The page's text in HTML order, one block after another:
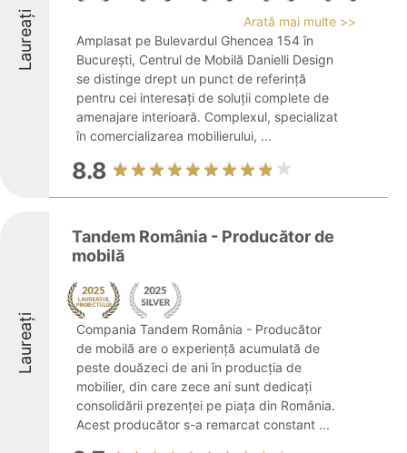
Laureați
Arată mai multe >>
Amplasat pe Bulevardul Ghencea 154 în
București, Centrul de Mobilă Danielli Design
se distinge drept un punct de referință
pentru cei interesați de soluții complete de
amenajare interioară. Complexul, specializat
în comercializarea mobilierului, ...
8.8
Laureați
Tandem România - Producător de
mobilă
Compania Tandem România - Producător
de mobilă are o experiență acumulată de
peste douăzeci de ani în producția de
mobilier, din care zece ani sunt dedicați
consolidării prezenței pe piața din România.
Acest producător s-a remarcat constant ...